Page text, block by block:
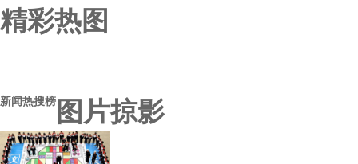
精彩热图
新闻热搜榜 图片掠影